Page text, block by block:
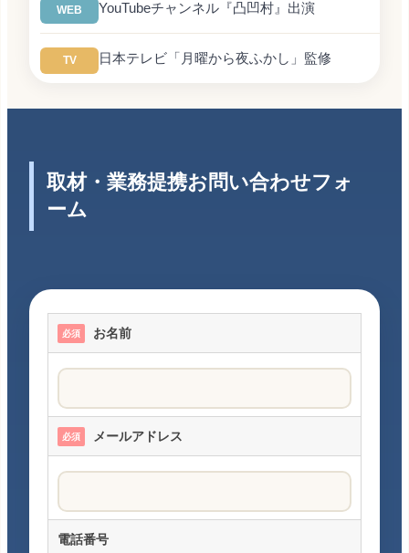
WEB YouTubeチャンネル『凸凹村』出演
TV 日本テレビ「月曜から夜ふかし」監修
取材・業務提携お問い合わせフォ
ーム
必須 お名前
必須 メールアドレス
電話番号